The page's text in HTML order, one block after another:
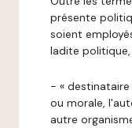
présente
soient
ladite
- « destinataire
ou morale,
autre